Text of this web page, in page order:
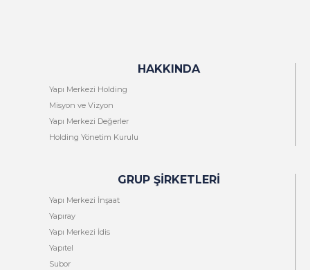
HAKKINDA
Yapı Merkezi Holding
Misyon ve Vizyon
Yapı Merkezi Değerler
Holding Yönetim Kurulu
GRUP ŞIRKETLERI
Yapı Merkezi İnşaat
Yapıray
Yapı Merkezi İdis
Yapıtel
Subor